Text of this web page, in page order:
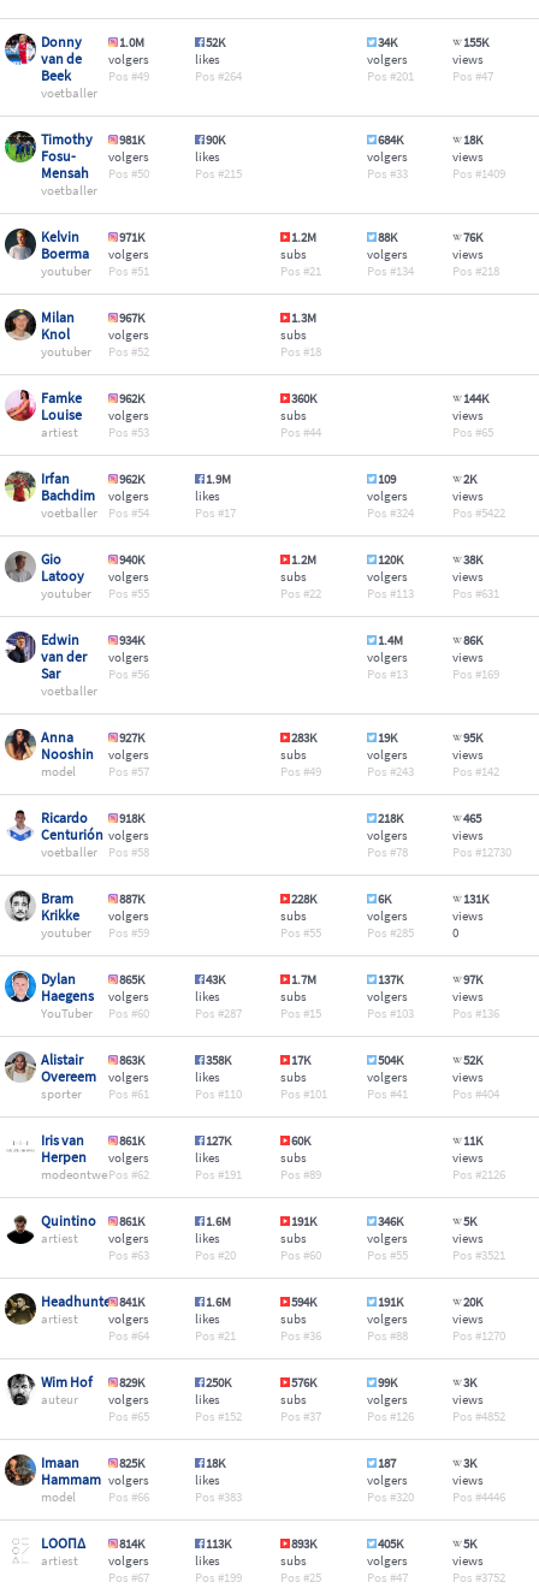
Donny
van de
Beek
voetballer
1.0M
volgers
49
52K
likes
264
34K
volgers
201
155K
views
47
Timothy
Fosu-
Mensah
voetballer
981K
volgers
50
90K
likes
215
684K
volgers
33
18K
views
1409
Kelvin
Boerma
youtuber
971K
volgers
51
1.2M
subs
21
88K
volgers
134
76K
views
218
Milan
Knol
youtuber
967K
volgers
52
1.3M
subs
18
Famke
Louise
artiest
962K
volgers
53
360K
subs
44
144K
views
65
Irfan
Bachdim
voetballer
962K
volgers
54
1.9M
likes
17
109
volgers
324
2K
views
5422
Gio
Latooy
youtuber
940K
volgers
55
1.2M
subs
22
120K
volgers
113
38K
views
631
Edwin
van der
Sar
voetballer
934K
volgers
56
1.4M
volgers
13
86K
views
169
Anna
Nooshin
model
927K
volgers
57
283K
subs
49
19K
volgers
243
95K
views
142
Ricardo
Centurión
voetballer
918K
volgers
58
218K
volgers
78
465
views
12730
Bram
Krikke
youtuber
887K
volgers
59
228K
subs
55
6K
volgers
285
131K
views
0
Dylan
Haegens
YouTuber
865K
volgers
60
43K
likes
287
1.7M
subs
15
137K
volgers
103
97K
views
136
Alistair
Overeem
sporter
863K
volgers
61
358K
likes
110
17K
subs
101
504K
volgers
41
52K
views
404
Iris van
Herpen
modeontwerper
861K
volgers
62
127K
likes
191
60K
subs
89
11K
views
2126
Quintino
artiest
861K
volgers
63
1.6M
likes
20
191K
subs
60
346K
volgers
55
5K
views
3521
Headhunterz
artiest
841K
volgers
64
1.6M
likes
21
594K
subs
36
191K
volgers
88
20K
views
1270
Wim Hof
auteur
829K
volgers
65
250K
likes
152
576K
subs
37
99K
volgers
126
3K
views
4852
Imaan
Hammam
model
825K
volgers
66
18K
likes
383
187
volgers
320
3K
views
4446
LOOΠΔ
artiest
814K
volgers
67
113K
likes
199
893K
subs
25
405K
volgers
47
5K
views
3752